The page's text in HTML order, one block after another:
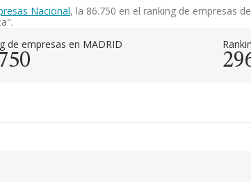
Nacional, la 86.750 en el ranking de empresas
de empresas en MADRID